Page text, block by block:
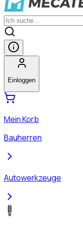
Einloggen
Mein Korb
Bauherren
Autowerkzeuge